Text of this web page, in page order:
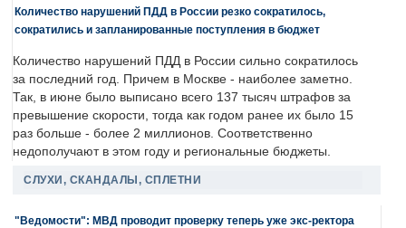
Количество нарушений ПДД в России резко сократилось,
сократились и запланированные поступления в бюджет
Количество нарушений ПДД в России сильно сократилось
за последний год. Причем в Москве - наиболее заметно.
Так, в июне было выписано всего 137 тысяч штрафов за
превышение скорости, тогда как годом ранее их было 15
раз больше - более 2 миллионов. Соответственно
недополучают в этом году и региональные бюджеты.
СЛУХИ, СКАНДАЛЫ, СПЛЕТНИ
"Ведомости": МВД проводит проверку теперь уже экс-ректора